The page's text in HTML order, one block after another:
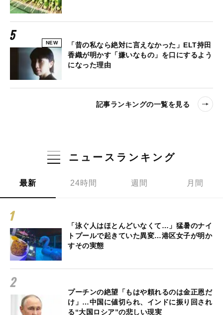
NEW
「昔の私なら絶対に言えなかった」ELT持田
香織が明かす「嫌いなもの」を口にするよう
になった理由
記事ランキングの一覧を見る
ニュースランキング
最新 24時間 週間 月間
「泳ぐ人はほとんどいなくて…」猛暑のナイ
トプールで起きていた異変…港区女子が明か
すその実態
プーチンの絶望「もはや頼れるのは金正恩だ
け」…中国に値切られ、インドに振り回され
る“大国ロシア”の悲しい現実